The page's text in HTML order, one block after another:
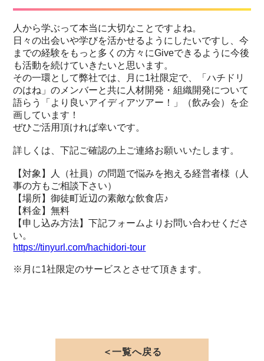
人から学ぶって本当に大切なことですよね。
日々の出会いや学びを活かせるようにしたいですし、今
までの経験をもっと多くの方々にGiveできるように今後
も活動を続けていきたいと思います。
その一環として弊社では、月に1社限定で、「ハチドリ
のはね」のメンバーと共に人材開発・組織開発について
語らう「より良いアイディアツアー！」（飲み会）を企
画しています！
ぜひご活用頂ければ幸いです。
詳しくは、下記ご確認の上ご連絡お願いいたします。
【対象】人（社員）の問題で悩みを抱える経営者様（人
事の方もご相談下さい）
【場所】御徒町近辺の素敵な飲食店♪
【料金】無料
【申し込み方法】下記フォームよりお問い合わせくださ
い。
https://tinyurl.com/hachidori-tour
※月に1社限定のサービスとさせて頂きます。
＜一覧へ戻る